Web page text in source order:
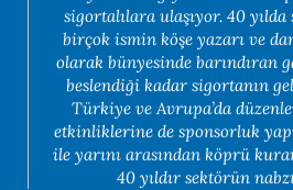
sigortalılara ulaşıyor. 40
birçok ismin köşe yazarı ve
olarak bünyesinde barındıran
beslendiği kadar sigortanın
Türkiye ve Avrupa’da
etkinliklerine de sponsorluk
ile yarını arasından köprü
40 yıldır sektörün